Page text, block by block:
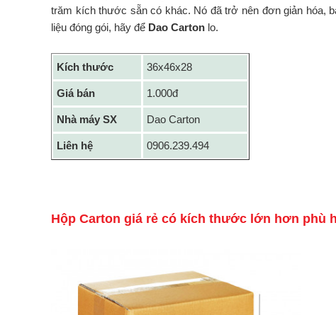
trăm kích thước sẵn có khác. Nó đã trở nên đơn giản hóa,
liệu đóng gói, hãy để Dao Carton lo.
Kích thước 36x46x28
Giá bán 1.000đ
Nhà máy SX Dao Carton
Liên hệ 0906.239.494
Hộp Carton giá rẻ có kích thước lớn hơn phù